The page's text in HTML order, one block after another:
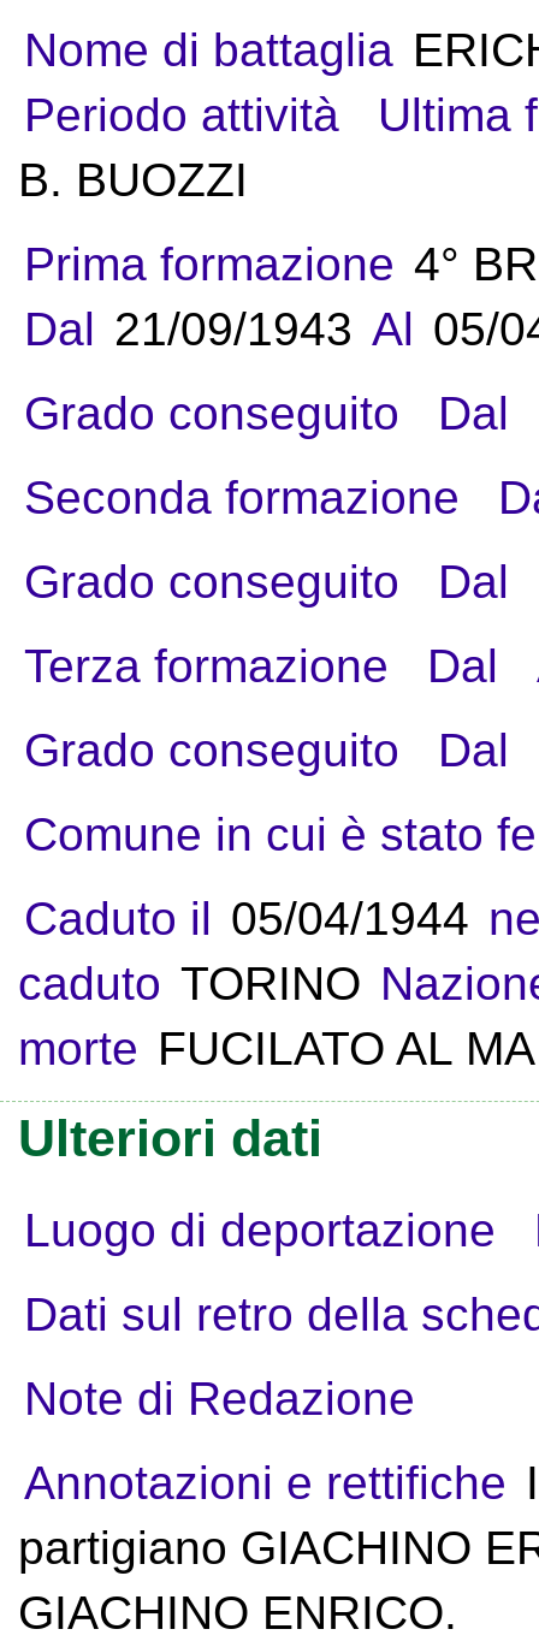
Nome di battaglia
Periodo attività
Ultima
B. BUOZZI
Prima formazione 4°
Dal 21/09/1943 Al 05/
Grado conseguito
Dal
Seconda formazione
Grado conseguito
Dal
Terza formazione
Dal
Grado conseguito
Dal
Comune in cui è stato
Caduto il 05/04/1944
caduto TORINO
morte FUCILATO AL
Ulteriori dati
Luogo di deportazione
Dati sul retro della
Note di Redazione
Annotazioni e rettifiche
partigiano GIACHINO
GIACHINO ENRICO.